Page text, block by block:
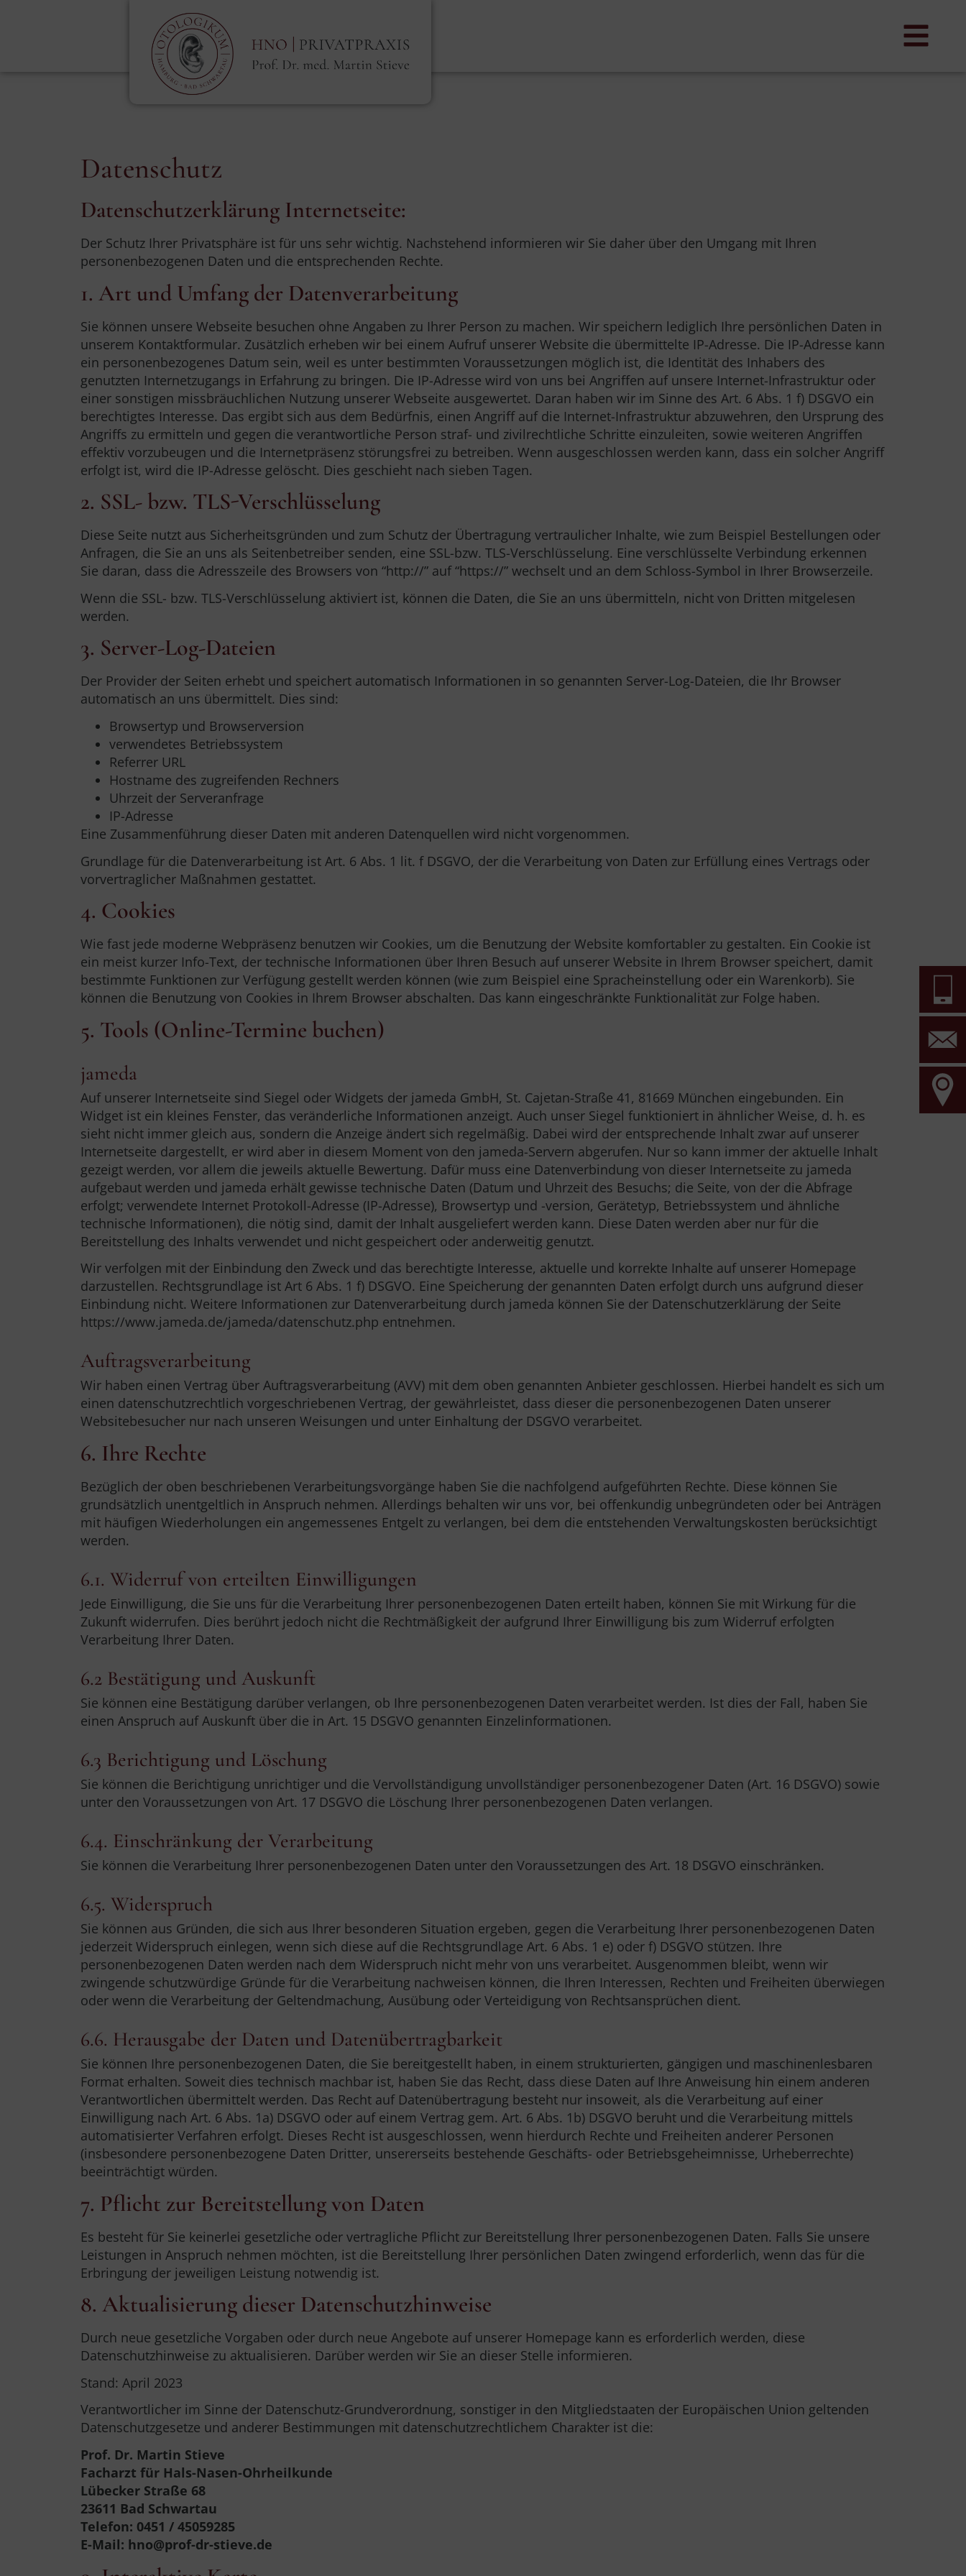
Datenschutz
Datenschutzerklärung Internetseite:
Der Schutz Ihrer Privatsphäre ist für uns sehr wichtig. Nachstehend informieren wir Sie daher über den Umgang mit Ihren
personenbezogenen Daten und die entsprechenden Rechte.
1. Art und Umfang der Datenverarbeitung
Sie können unsere Webseite besuchen ohne Angaben zu Ihrer Person zu machen. Wir speichern lediglich Ihre persönlichen Daten in
unserem Kontaktformular. Zusätzlich erheben wir bei einem Aufruf unserer Website die übermittelte IP-Adresse. Die IP-Adresse kann
ein personenbezogenes Datum sein, weil es unter bestimmten Voraussetzungen möglich ist, die Identität des Inhabers des
genutzten Internetzugangs in Erfahrung zu bringen. Die IP-Adresse wird von uns bei Angriffen auf unsere Internet-Infrastruktur oder
einer sonstigen missbräuchlichen Nutzung unserer Webseite ausgewertet. Daran haben wir im Sinne des Art. 6 Abs. 1 f) DSGVO ein
berechtigtes Interesse. Das ergibt sich aus dem Bedürfnis, einen Angriff auf die Internet-Infrastruktur abzuwehren, den Ursprung des
Angriffs zu ermitteln und gegen die verantwortliche Person straf- und zivilrechtliche Schritte einzuleiten, sowie weiteren Angriffen
effektiv vorzubeugen und die Internetpräsenz störungsfrei zu betreiben. Wenn ausgeschlossen werden kann, dass ein solcher Angriff
erfolgt ist, wird die IP-Adresse gelöscht. Dies geschieht nach sieben Tagen.
2. SSL- bzw. TLS-Verschlüsselung
Diese Seite nutzt aus Sicherheitsgründen und zum Schutz der Übertragung vertraulicher Inhalte, wie zum Beispiel Bestellungen oder
Anfragen, die Sie an uns als Seitenbetreiber senden, eine SSL-bzw. TLS-Verschlüsselung. Eine verschlüsselte Verbindung erkennen
Sie daran, dass die Adresszeile des Browsers von “http://” auf “https://” wechselt und an dem Schloss-Symbol in Ihrer Browserzeile.
Wenn die SSL- bzw. TLS-Verschlüsselung aktiviert ist, können die Daten, die Sie an uns übermitteln, nicht von Dritten mitgelesen
werden.
3. Server-Log-Dateien
Der Provider der Seiten erhebt und speichert automatisch Informationen in so genannten Server-Log-Dateien, die Ihr Browser
automatisch an uns übermittelt. Dies sind:
Browsertyp und Browserversion
verwendetes Betriebssystem
Referrer URL
Hostname des zugreifenden Rechners
Uhrzeit der Serveranfrage
IP-Adresse
Eine Zusammenführung dieser Daten mit anderen Datenquellen wird nicht vorgenommen.
Grundlage für die Datenverarbeitung ist Art. 6 Abs. 1 lit. f DSGVO, der die Verarbeitung von Daten zur Erfüllung eines Vertrags oder
vorvertraglicher Maßnahmen gestattet.
4. Cookies
Wie fast jede moderne Webpräsenz benutzen wir Cookies, um die Benutzung der Website komfortabler zu gestalten. Ein Cookie ist
ein meist kurzer Info-Text, der technische Informationen über Ihren Besuch auf unserer Website in Ihrem Browser speichert, damit
bestimmte Funktionen zur Verfügung gestellt werden können (wie zum Beispiel eine Spracheinstellung oder ein Warenkorb). Sie
können die Benutzung von Cookies in Ihrem Browser abschalten. Das kann eingeschränkte Funktionalität zur Folge haben.
5. Tools (Online-Termine buchen)
jameda
Auf unserer Internetseite sind Siegel oder Widgets der jameda GmbH, St. Cajetan-Straße 41, 81669 München eingebunden. Ein
Widget ist ein kleines Fenster, das veränderliche Informationen anzeigt. Auch unser Siegel funktioniert in ähnlicher Weise, d. h. es
sieht nicht immer gleich aus, sondern die Anzeige ändert sich regelmäßig. Dabei wird der entsprechende Inhalt zwar auf unserer
Internetseite dargestellt, er wird aber in diesem Moment von den jameda-Servern abgerufen. Nur so kann immer der aktuelle Inhalt
gezeigt werden, vor allem die jeweils aktuelle Bewertung. Dafür muss eine Datenverbindung von dieser Internetseite zu jameda
aufgebaut werden und jameda erhält gewisse technische Daten (Datum und Uhrzeit des Besuchs; die Seite, von der die Abfrage
erfolgt; verwendete Internet Protokoll-Adresse (IP-Adresse), Browsertyp und -version, Gerätetyp, Betriebssystem und ähnliche
technische Informationen), die nötig sind, damit der Inhalt ausgeliefert werden kann. Diese Daten werden aber nur für die
Bereitstellung des Inhalts verwendet und nicht gespeichert oder anderweitig genutzt.
Wir verfolgen mit der Einbindung den Zweck und das berechtigte Interesse, aktuelle und korrekte Inhalte auf unserer Homepage
darzustellen. Rechtsgrundlage ist Art 6 Abs. 1 f) DSGVO. Eine Speicherung der genannten Daten erfolgt durch uns aufgrund dieser
Einbindung nicht. Weitere Informationen zur Datenverarbeitung durch jameda können Sie der Datenschutzerklärung der Seite
https://www.jameda.de/jameda/datenschutz.php entnehmen.
Auftragsverarbeitung
Wir haben einen Vertrag über Auftragsverarbeitung (AVV) mit dem oben genannten Anbieter geschlossen. Hierbei handelt es sich um
einen datenschutzrechtlich vorgeschriebenen Vertrag, der gewährleistet, dass dieser die personenbezogenen Daten unserer
Websitebesucher nur nach unseren Weisungen und unter Einhaltung der DSGVO verarbeitet.
6. Ihre Rechte
Bezüglich der oben beschriebenen Verarbeitungsvorgänge haben Sie die nachfolgend aufgeführten Rechte. Diese können Sie
grundsätzlich unentgeltlich in Anspruch nehmen. Allerdings behalten wir uns vor, bei offenkundig unbegründeten oder bei Anträgen
mit häufigen Wiederholungen ein angemessenes Entgelt zu verlangen, bei dem die entstehenden Verwaltungskosten berücksichtigt
werden.
6.1. Widerruf von erteilten Einwilligungen
Jede Einwilligung, die Sie uns für die Verarbeitung Ihrer personenbezogenen Daten erteilt haben, können Sie mit Wirkung für die
Zukunft widerrufen. Dies berührt jedoch nicht die Rechtmäßigkeit der aufgrund Ihrer Einwilligung bis zum Widerruf erfolgten
Verarbeitung Ihrer Daten.
6.2 Bestätigung und Auskunft
Sie können eine Bestätigung darüber verlangen, ob Ihre personenbezogenen Daten verarbeitet werden. Ist dies der Fall, haben Sie
einen Anspruch auf Auskunft über die in Art. 15 DSGVO genannten Einzelinformationen.
6.3 Berichtigung und Löschung
Sie können die Berichtigung unrichtiger und die Vervollständigung unvollständiger personenbezogener Daten (Art. 16 DSGVO) sowie
unter den Voraussetzungen von Art. 17 DSGVO die Löschung Ihrer personenbezogenen Daten verlangen.
6.4. Einschränkung der Verarbeitung
Sie können die Verarbeitung Ihrer personenbezogenen Daten unter den Voraussetzungen des Art. 18 DSGVO einschränken.
6.5. Widerspruch
Sie können aus Gründen, die sich aus Ihrer besonderen Situation ergeben, gegen die Verarbeitung Ihrer personenbezogenen Daten
jederzeit Widerspruch einlegen, wenn sich diese auf die Rechtsgrundlage Art. 6 Abs. 1 e) oder f) DSGVO stützen. Ihre
personenbezogenen Daten werden nach dem Widerspruch nicht mehr von uns verarbeitet. Ausgenommen bleibt, wenn wir
zwingende schutzwürdige Gründe für die Verarbeitung nachweisen können, die Ihren Interessen, Rechten und Freiheiten überwiegen
oder wenn die Verarbeitung der Geltendmachung, Ausübung oder Verteidigung von Rechtsansprüchen dient.
6.6. Herausgabe der Daten und Datenübertragbarkeit
Sie können Ihre personenbezogenen Daten, die Sie bereitgestellt haben, in einem strukturierten, gängigen und maschinenlesbaren
Format erhalten. Soweit dies technisch machbar ist, haben Sie das Recht, dass diese Daten auf Ihre Anweisung hin einem anderen
Verantwortlichen übermittelt werden. Das Recht auf Datenübertragung besteht nur insoweit, als die Verarbeitung auf einer
Einwilligung nach Art. 6 Abs. 1a) DSGVO oder auf einem Vertrag gem. Art. 6 Abs. 1b) DSGVO beruht und die Verarbeitung mittels
automatisierter Verfahren erfolgt. Dieses Recht ist ausgeschlossen, wenn hierdurch Rechte und Freiheiten anderer Personen
(insbesondere personenbezogene Daten Dritter, unsererseits bestehende Geschäfts- oder Betriebsgeheimnisse, Urheberrechte)
beeinträchtigt würden.
7. Pflicht zur Bereitstellung von Daten
Es besteht für Sie keinerlei gesetzliche oder vertragliche Pflicht zur Bereitstellung Ihrer personenbezogenen Daten. Falls Sie unsere
Leistungen in Anspruch nehmen möchten, ist die Bereitstellung Ihrer persönlichen Daten zwingend erforderlich, wenn das für die
Erbringung der jeweiligen Leistung notwendig ist.
8. Aktualisierung dieser Datenschutzhinweise
Durch neue gesetzliche Vorgaben oder durch neue Angebote auf unserer Homepage kann es erforderlich werden, diese
Datenschutzhinweise zu aktualisieren. Darüber werden wir Sie an dieser Stelle informieren.
Stand: April 2023
Verantwortlicher im Sinne der Datenschutz-Grundverordnung, sonstiger in den Mitgliedstaaten der Europäischen Union geltenden
Datenschutzgesetze und anderer Bestimmungen mit datenschutzrechtlichem Charakter ist die:
Prof. Dr. Martin Stieve
Facharzt für Hals-Nasen-Ohrheilkunde
Lübecker Straße 68
23611 Bad Schwartau
Telefon: 0451 / 45059285
E-Mail: hno@prof-dr-stieve.de